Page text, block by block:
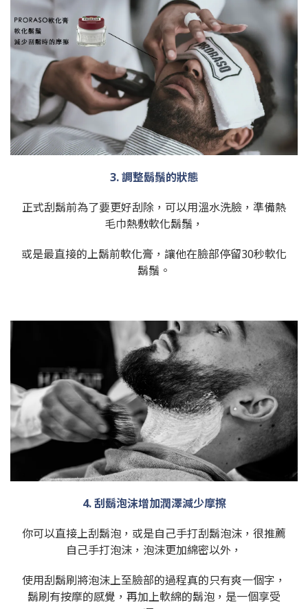
3. 調整鬍鬚的狀態
正式刮鬍前為了要更好刮除，可以用溫水洗臉，準備熱
毛巾熱敷軟化鬍鬚，
或是最直接的上鬍前軟化膏，讓他在臉部停留30秒軟化
鬍鬚。
4. 刮鬍泡沫增加潤澤減少摩擦
你可以直接上刮鬍泡，或是自己手打刮鬍泡沫，很推薦
自己手打泡沫，泡沫更加綿密以外，
使用刮鬍刷將泡沫上至臉部的過程真的只有爽一個字，
鬍刷有按摩的感覺，再加上軟綿的鬍泡，是一個享受